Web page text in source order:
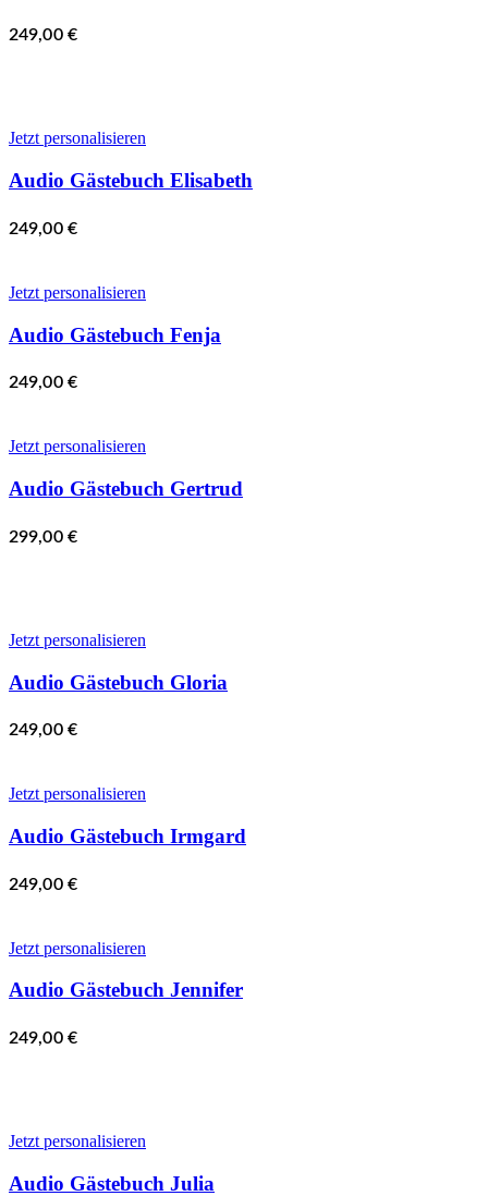
249,00 €
Jetzt personalisieren
Audio Gästebuch Elisabeth
249,00 €
Jetzt personalisieren
Audio Gästebuch Fenja
249,00 €
Jetzt personalisieren
Audio Gästebuch Gertrud
299,00 €
Jetzt personalisieren
Audio Gästebuch Gloria
249,00 €
Jetzt personalisieren
Audio Gästebuch Irmgard
249,00 €
Jetzt personalisieren
Audio Gästebuch Jennifer
249,00 €
Jetzt personalisieren
Audio Gästebuch Julia